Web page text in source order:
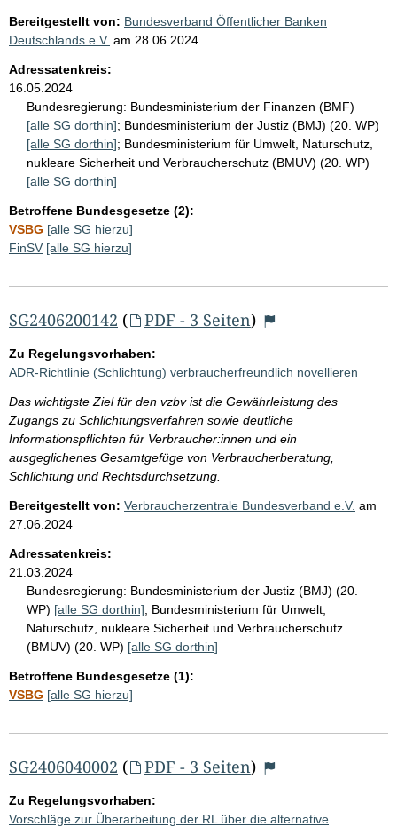
Bereitgestellt von: Bundesverband Öffentlicher Banken
Deutschlands e.V. am 28.06.2024
Adressatenkreis:
16.05.2024
Bundesregierung: Bundesministerium der Finanzen (BMF)
[alle SG dorthin]; Bundesministerium der Justiz (BMJ) (20. WP)
[alle SG dorthin]; Bundesministerium für Umwelt, Naturschutz,
nukleare Sicherheit und Verbraucherschutz (BMUV) (20. WP)
[alle SG dorthin]
Betroffene Bundesgesetze (2):
VSBG [alle SG hierzu]
FinSV [alle SG hierzu]
SG2406200142 ( PDF - 3 Seiten)
Zu Regelungsvorhaben:
ADR-Richtlinie (Schlichtung) verbraucherfreundlich novellieren
Das wichtigste Ziel für den vzbv ist die Gewährleistung des
Zugangs zu Schlichtungsverfahren sowie deutliche
Informationspflichten für Verbraucher:innen und ein
ausgeglichenes Gesamtgefüge von Verbraucherberatung,
Schlichtung und Rechtsdurchsetzung.
Bereitgestellt von: Verbraucherzentrale Bundesverband e.V. am
27.06.2024
Adressatenkreis:
21.03.2024
Bundesregierung: Bundesministerium der Justiz (BMJ) (20.
WP) [alle SG dorthin]; Bundesministerium für Umwelt,
Naturschutz, nukleare Sicherheit und Verbraucherschutz
(BMUV) (20. WP) [alle SG dorthin]
Betroffene Bundesgesetze (1):
VSBG [alle SG hierzu]
SG2406040002 ( PDF - 3 Seiten)
Zu Regelungsvorhaben:
Vorschläge zur Überarbeitung der RL über die alternative